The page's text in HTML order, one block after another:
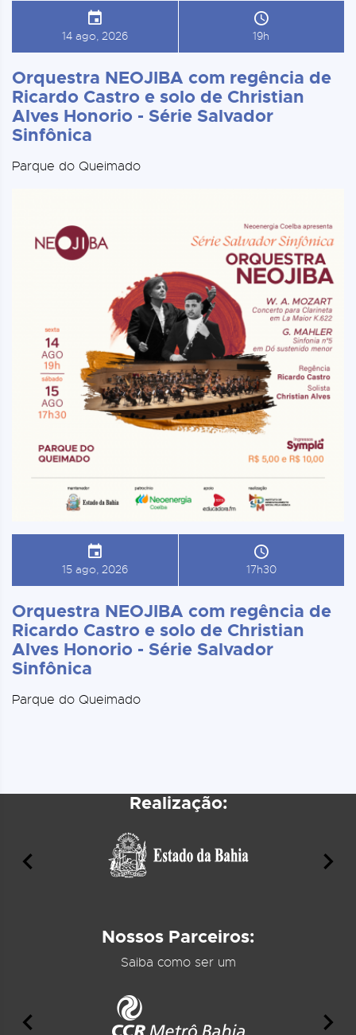
14 ago, 2026 19h
Orquestra NEOJIBA com regência de
Ricardo Castro e solo de Christian
Alves Honorio - Série Salvador
Sinfônica
Parque do Queimado
15 ago, 2026 17h30
Orquestra NEOJIBA com regência de
Ricardo Castro e solo de Christian
Alves Honorio - Série Salvador
Sinfônica
Parque do Queimado
Realização:
Nossos Parceiros:
Saiba como ser um